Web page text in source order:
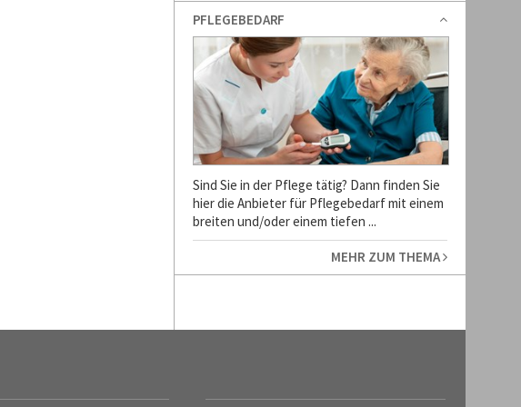
PFLEGEBEDARF
Sind Sie in der Pflege tätig? Dann finden Sie
hier die Anbieter für Pflegebedarf mit einem
breiten und/oder einem tiefen ...
MEHR ZUM THEMA